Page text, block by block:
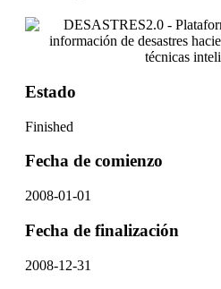
Estado
Finished
Fecha de comienzo
2008-01-01
Fecha de finalización
2008-12-31